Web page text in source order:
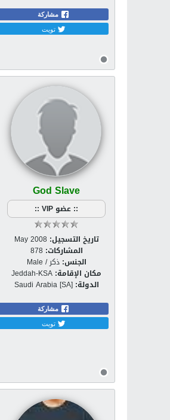
مشاركة
تويت
God Slave
:: عضو VIP ::
تاريخ التسجيل: May 2008
المشاركات: 878
الجنس: ذكر / Male
مكان الإقامة: Jeddah-KSA
الدولة: Saudi Arabia [SA]
مشاركة
تويت